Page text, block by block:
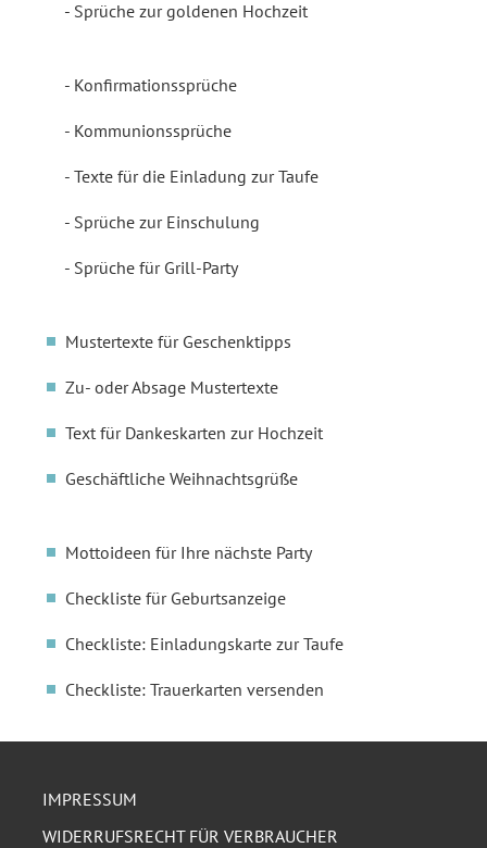
Sprüche zur goldenen Hochzeit
Konfirmationssprüche
Kommunionssprüche
Texte für die Einladung zur Taufe
Sprüche zur Einschulung
Sprüche für Grill-Party
Mustertexte für Geschenktipps
Zu- oder Absage Mustertexte
Text für Dankeskarten zur Hochzeit
Geschäftliche Weihnachtsgrüße
Mottoideen für Ihre nächste Party
Checkliste für Geburtsanzeige
Checkliste: Einladungskarte zur Taufe
Checkliste: Trauerkarten versenden
IMPRESSUM
WIDERRUFSRECHT FÜR VERBRAUCHER